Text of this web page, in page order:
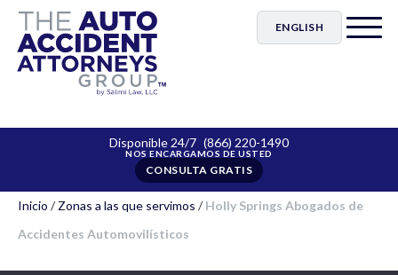
ENGLISH
Disponible 24/7 (866) 220-1490
CONSULTA GRATIS
Inicio /Zonas a las que servimos /Holly Springs Abogados de
Accidentes Automovilísticos